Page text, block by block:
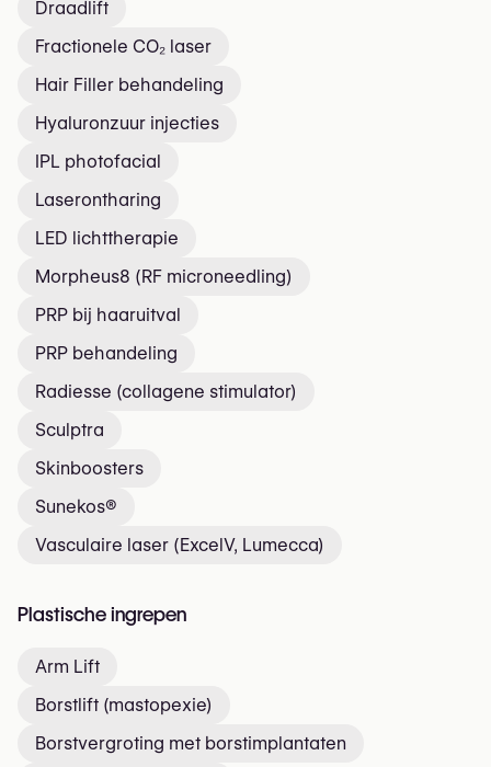
Draadlift
Fractionele CO₂ laser
Hair Filler behandeling
Hyaluronzuur injecties
IPL photofacial
Laserontharing
LED lichttherapie
Morpheus8 (RF microneedling)
PRP bij haaruitval
PRP behandeling
Radiesse (collagene stimulator)
Sculptra
Skinboosters
Sunekos®
Vasculaire laser (ExcelV, Lumecca)
Plastische ingrepen
Arm Lift
Borstlift (mastopexie)
Borstvergroting met borstimplantaten